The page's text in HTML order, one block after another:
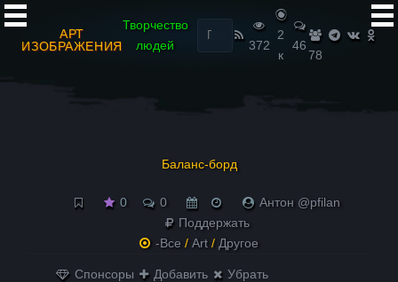
АРТ
ИЗОБРАЖЕНИЯ
Творчество
людей
Найти:
372
2
к
46
78
Баланс-борд
0 0
Антон @pfilan
Поддержать
-Все / Art / Другое
Спонсоры Добавить Убрать